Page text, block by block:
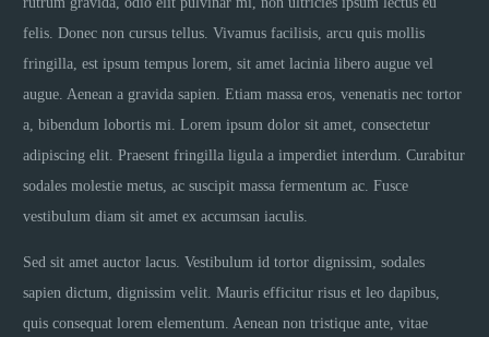
felis. Donec non cursus tellus. Vivamus facilisis, arcu quis mollis
fringilla, est ipsum tempus lorem, sit amet lacinia libero augue vel
augue. Aenean a gravida sapien. Etiam massa eros, venenatis nec tortor
a, bibendum lobortis mi. Lorem ipsum dolor sit amet, consectetur
adipiscing elit. Praesent fringilla ligula a imperdiet interdum. Curabitur
sodales molestie metus, ac suscipit massa fermentum ac. Fusce
vestibulum diam sit amet ex accumsan iaculis.
Sed sit amet auctor lacus. Vestibulum id tortor dignissim, sodales
sapien dictum, dignissim velit. Mauris efficitur risus et leo dapibus,
quis consequat lorem elementum. Aenean non tristique ante, vitae